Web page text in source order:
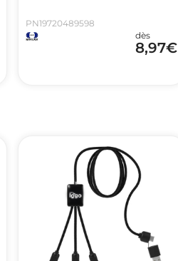
PN19720489598
dès
8,97€